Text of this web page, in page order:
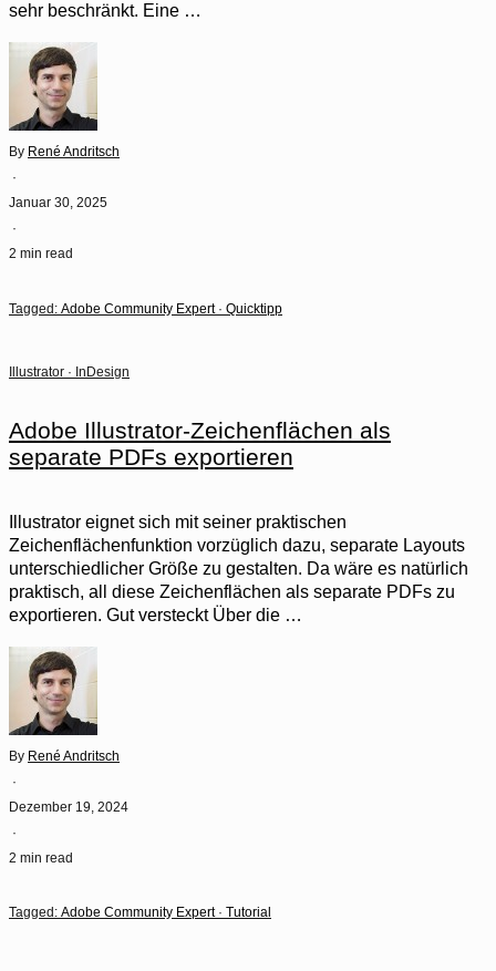
sehr beschränkt. Eine …
By René Andritsch
·
Januar 30, 2025
·
2 min read
Tagged: Adobe Community Expert· Quicktipp
Illustrator · InDesign
Adobe Illustrator-Zeichenflächen als
separate PDFs exportieren
Illustrator eignet sich mit seiner praktischen
Zeichenflächenfunktion vorzüglich dazu, separate Layouts
unterschiedlicher Größe zu gestalten. Da wäre es natürlich
praktisch, all diese Zeichenflächen als separate PDFs zu
exportieren. Gut versteckt Über die …
By René Andritsch
·
Dezember 19, 2024
·
2 min read
Tagged: Adobe Community Expert· Tutorial